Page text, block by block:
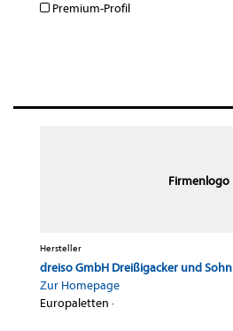
Premium-Profil
Firmenlogo
Hersteller
dreiso GmbH Dreißigacker und Sohn
Zur Homepage
Europaletten ·